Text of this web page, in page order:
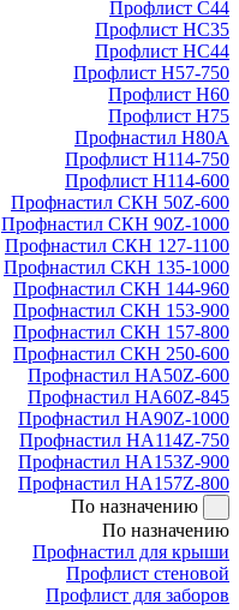
Профлист С44
Профлист НС35
Профлист НС44
Профлист Н57-750
Профлист Н60
Профлист Н75
Профнастил Н80А
Профлист Н114-750
Профлист Н114-600
Профнастил СКН 50Z-600
Профнастил СКН 90Z-1000
Профнастил СКН 127-1100
Профнастил СКН 135-1000
Профнастил СКН 144-960
Профнастил СКН 153-900
Профнастил СКН 157-800
Профнастил СКН 250-600
Профнастил НА50Z-600
Профнастил НА60Z-845
Профнастил НА90Z-1000
Профнастил НА114Z-750
Профнастил НА153Z-900
Профнастил НА157Z-800
По назначению
По назначению
Профнастил для крыши
Профлист стеновой
Профлист для заборов